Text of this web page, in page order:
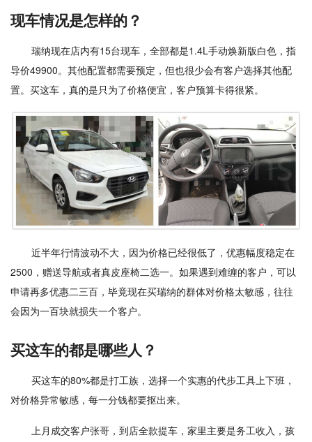
现车情况是怎样的？
瑞纳现在店内有15台现车，全部都是1.4L手动焕新版白色，指
导价49900。其他配置都需要预定，但也很少会有客户选择其他配
置。买这车，真的是只为了价格便宜，客户预算卡得很紧。
近半年行情波动不大，因为价格已经很低了，优惠幅度稳定在
2500，赠送导航或者真皮座椅二选一。如果遇到难缠的客户，可以
申请再多优惠二三百，毕竟现在买瑞纳的群体对价格太敏感，往往
会因为一百块就损失一个客户。
买这车的都是哪些人？
买这车的80%都是打工族，选择一个实惠的代步工具上下班，
对价格异常敏感，每一分钱都要抠出来。
上月成交客户张哥，到店全款提车，家里主要是务工收入，孩